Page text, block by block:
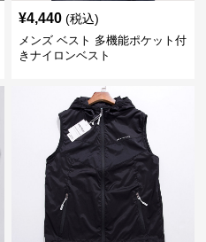
¥4,440 (税込)
メンズ ベスト 多機能ポケット付
きナイロンベスト